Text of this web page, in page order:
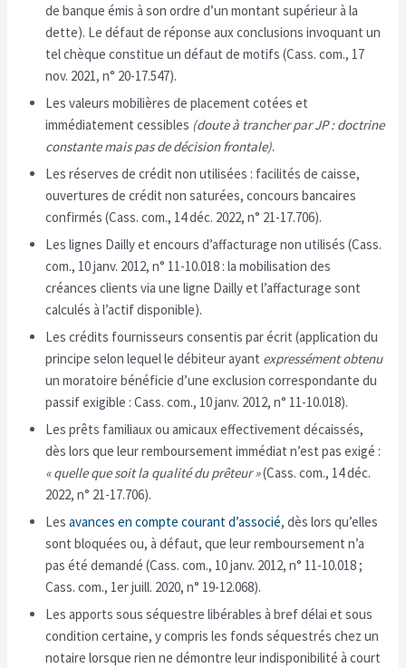
de banque émis à son ordre d’un montant supérieur à la
dette). Le défaut de réponse aux conclusions invoquant un
tel chèque constitue un défaut de motifs (Cass. com., 17
nov. 2021, n° 20-17.547).
Les valeurs mobilières de placement cotées et
immédiatement cessibles (doute à trancher par JP : doctrine
constante mais pas de décision frontale).
Les réserves de crédit non utilisées : facilités de caisse,
ouvertures de crédit non saturées, concours bancaires
confirmés (Cass. com., 14 déc. 2022, n° 21-17.706).
Les lignes Dailly et encours d’affacturage non utilisés (Cass.
com., 10 janv. 2012, n° 11-10.018 : la mobilisation des
créances clients via une ligne Dailly et l’affacturage sont
calculés à l’actif disponible).
Les crédits fournisseurs consentis par écrit (application du
principe selon lequel le débiteur ayant expressément obtenu
un moratoire bénéficie d’une exclusion correspondante du
passif exigible : Cass. com., 10 janv. 2012, n° 11-10.018).
Les prêts familiaux ou amicaux effectivement décaissés,
dès lors que leur remboursement immédiat n’est pas exigé :
« quelle que soit la qualité du prêteur »(Cass. com., 14 déc.
2022, n° 21-17.706).
Lesavances en compte courant d’associé, dès lors qu’elles
sont bloquées ou, à défaut, que leur remboursement n’a
pas été demandé (Cass. com., 10 janv. 2012, n° 11-10.018 ;
Cass. com., 1er juill. 2020, n° 19-12.068).
Les apports sous séquestre libérables à bref délai et sous
condition certaine, y compris les fonds séquestrés chez un
notaire lorsque rien ne démontre leur indisponibilité à court